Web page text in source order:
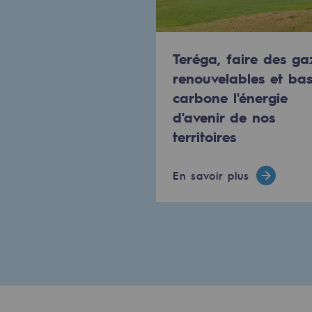
Concertations CH4, H2 et CO2
Espace pédagogique
Espace pédagogique
Teréga, faire des
renouvelables et bas
carbone l'énergie
d'avenir de nos
territoires
En savoir plus